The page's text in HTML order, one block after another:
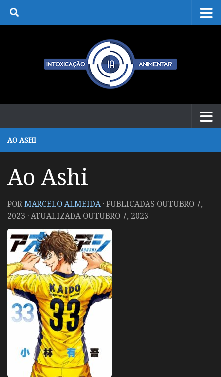
Skip to content
AO ASHI
Ao Ashi
PORMARCELO ALMEIDA · PUBLICADAS OUTUBRO 7,
2023 · ATUALIZADA OUTUBRO 7, 2023